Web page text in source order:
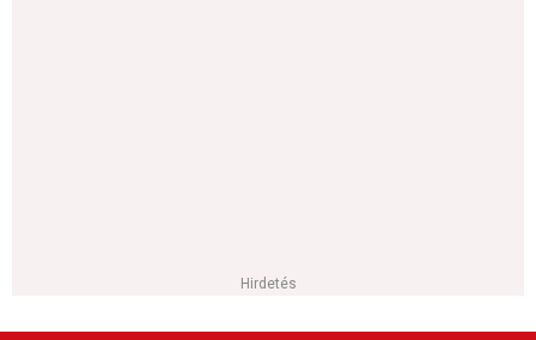
Hirdetés